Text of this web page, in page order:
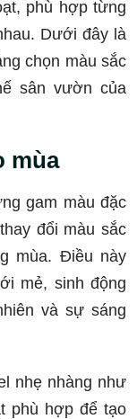
phù hợp từng
Dưới đây là
chọn màu sắc
sân vườn của
mùa
gam màu đặc
đổi màu sắc
mùa. Điều này
mẻ, sinh động
và sự sáng
nhẹ nhàng như
phù hợp để tạo